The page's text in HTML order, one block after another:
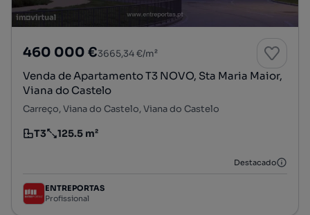
460 000 €3665,34 €/m²
Venda de Apartamento T3 NOVO, Sta Maria Maior,
Viana do Castelo
Carreço, Viana do Castelo, Viana do Castelo
Tipologia
T3
Preço por metro quadrado
125.5 m²
Destacado
ENTREPORTAS
Profissional